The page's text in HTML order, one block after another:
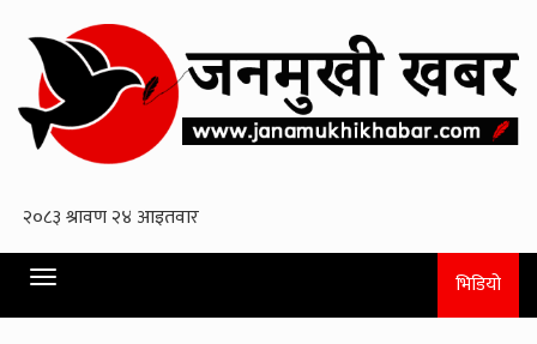
Toggle
navigation
भिडियो